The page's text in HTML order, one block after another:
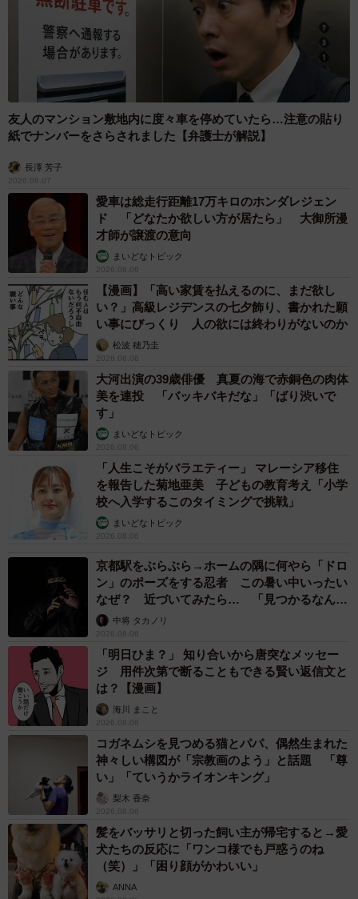
友人のマンション敷地内に度々車を停めていたら…注意の貼り
紙でナンバーをさらされました【弁護士が解説】
長澤 芳子
2026.08.07
愛車は総走行距離17万キロのホンダレジェン
ド 「どなたか欲しい方が居たら」 大御所漫
才師が譲渡の意向
まいどなトピック
2026.08.06
【漫画】「高い家賃を払えるのに、まだ欲し
い？」高級レジデンスの七夕飾り、書かれた願
い事にびっくり 人の欲には終わりがないのか
松波 穂乃圭
2026.08.06
大河出演の39歳俳優 真夏の海で赤銅色の肉体
美を連投 「バッキバキだな」「ばり渋いで
す」
まいどなトピック
2026.08.06
「人生こそがバラエティー」 マレーシア移住
を報告した菊地亜美 子どもの教育考え「小学
校へ入学するこのタイミングで挑戦」
まいどなトピック
2026.08.06
京都駅をぶらぶら→ホームの隅に何やら「ドロ
ン」のポーズをする忍者 この暑い中いったい
なぜ？ 近づいてみたら… 「見つかるなんて
未熟」中将 タカノリ
2026.08.06
「明日ひま？」 知り合いから唐突なメッセー
ジ 用件次第で断ることもできる賢い返信文と
は？【漫画】
海川 まこと
2026.08.06
コガネムシを見つめる猫とパパ、偶然生まれた
神々しい構図が「宗教画のよう」と話題 「尊
い」「ていうかライオンキング」
梨木 香奈
2026.08.06
髪をバッサリと切った飼い主が帰宅すると→愛
犬たちの反応に「ワンコ様でも戸惑うのね
（笑）」「困り顔がかわいい」
ANNA